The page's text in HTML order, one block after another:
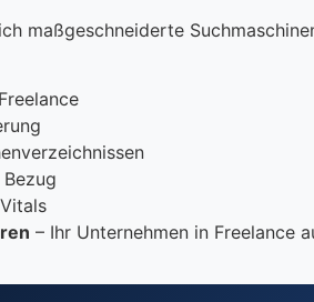
maßgeschneiderte
– Ihr Unternehmen in Freelance